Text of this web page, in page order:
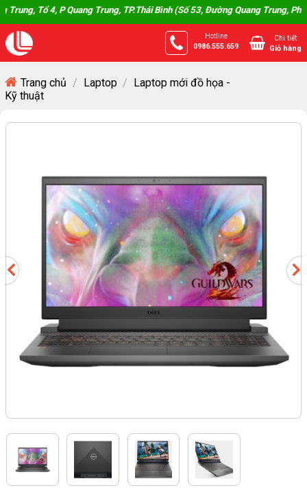
Skip
to
content
4, P Quang Trung, TP.Thái Bình (Số 53, Đường Quang Trung, Phường
Hotline
0986.555.659
Chi tiết
Giỏ hàng
Trang chủ / Laptop / Laptop mới đồ họa -
Kỹ thuật